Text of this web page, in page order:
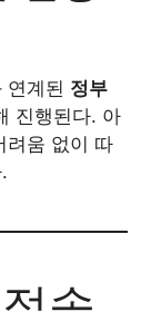
연계된 정부
진행된다. 아
려움 없이 따